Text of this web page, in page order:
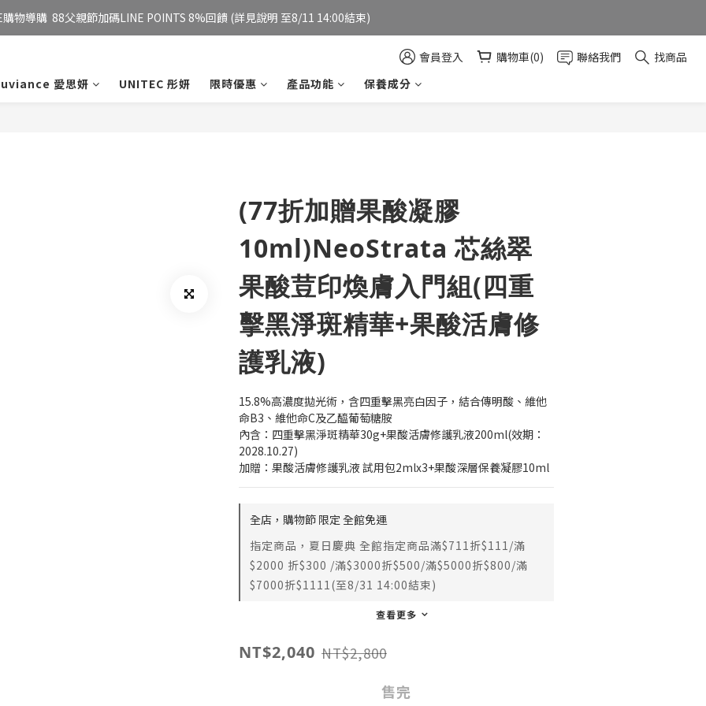
妮傲絲翠官方旗艦店 全新改版 全館免運/夏日慶典 會員12%點數回饋
物導購  88父親節加碼LINE POINTS 8%回饋 (詳見說明 至8/11 14:00結束)
會員登入 購物車(0) 聯絡我們
找商品
愛思妍
UNITEC 彤妍 限時優惠 產品功能 保養成分
(77折加贈果酸凝膠
10ml)NeoStrata 芯絲翠
果酸荳印煥膚入門組(四重
擊黑淨斑精華+果酸活膚修
護乳液)
15.8%高濃度拋光術，含四重擊黑亮白因子，結合傳明酸、維他
命B3、維他命C及乙醯葡萄糖胺
內含：四重擊黑淨斑精華30g+果酸活膚修護乳液200ml(效期：
2028.10.27)
加贈：果酸活膚修護乳液 試用包2mlx3+果酸深層保養凝膠10ml
全店，購物節 限定 全館免運
指定商品，夏日慶典 全館指定商品滿$711折$111/滿
$2000 折$300 /滿$3000折$500/滿$5000折$800/滿
$7000折$1111(至8/31 14:00結束)
查看更多
NT$2,040 NT$2,800
售完